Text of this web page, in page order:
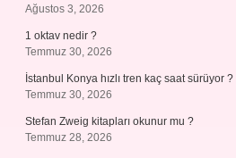
Ağustos 3, 2026
1 oktav nedir ?
Temmuz 30, 2026
İstanbul Konya hızlı tren kaç saat sürüyor ?
Temmuz 30, 2026
Stefan Zweig kitapları okunur mu ?
Temmuz 28, 2026